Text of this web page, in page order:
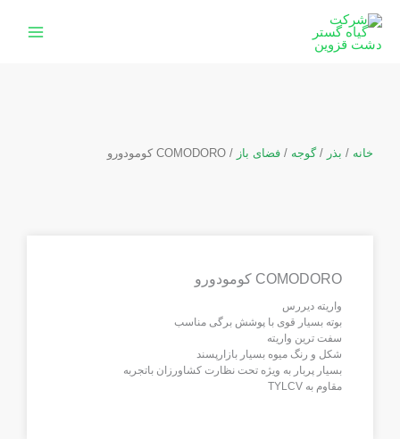
پرش
خانه / بذر /گوجه / فضای باز / COMODORO کومودورو
COMODORO کومودورو
واریته دیررس
بوته بسیار قوی با پوشش برگی مناسب
سفت ترین واریته
شکل و رنگ میوه بسیار بازارپسند
بسیار پربار به ویژه تحت نظارت کشاورزان باتجربه
مقاوم به TYLCV